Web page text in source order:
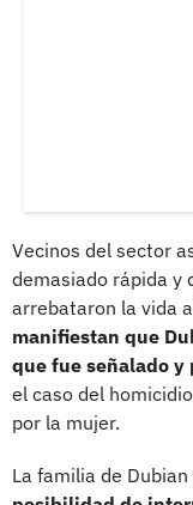
Vecinos del sector
demasiado rápida y
arrebataron la vida
manifiestan que
que fue señalado
el caso del
por la mujer.
La familia de